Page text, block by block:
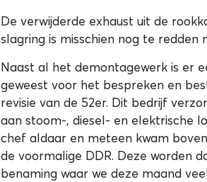
De verwijderde exhaust uit de
slagring is misschien nog te redden
Naast al het demontagewerk is er
geweest voor het bespreken en
revisie van de 52er. Dit bedrijf
aan stoom-, diesel- en elektrische
chef aldaar en meteen kwam
de voormalige DDR. Deze worden
benaming waar we deze maand